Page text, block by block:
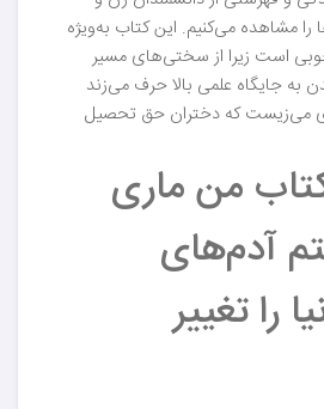
مشاهده می‌کنیم. این کتاب به‌ویژه
است زیرا از سختی‌های مسیر
به جایگاه علمی بالا حرف می‌زند
می‌زیست که دختران حق تحصیل
من ماری
آدم‌های
را تغییر